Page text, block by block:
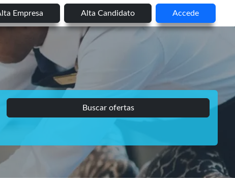
Empresa Alta Candidato Accede
Buscar ofertas